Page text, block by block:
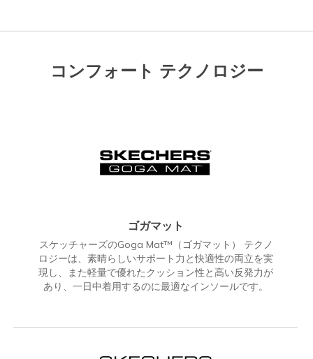
コンフォート テクノロジー
ゴガマット
スケッチャーズのGoga Mat™（ゴガマット） テクノ
ロジーは、素晴らしいサポート力と快適性の両立を実
現し、また軽量で優れたクッション性と高い反発力が
あり、一日中着用するのに最適なインソールです。